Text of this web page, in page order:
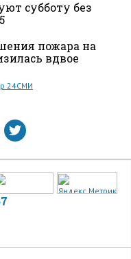
субботу без
пожара на
вдвое
24СМИ